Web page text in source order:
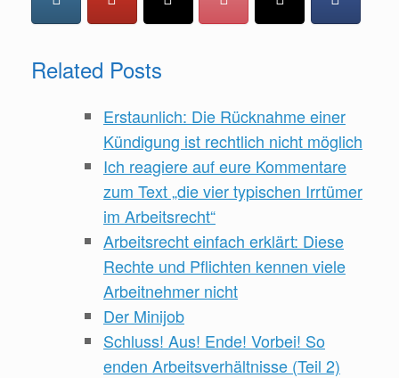
Related Posts
Erstaunlich: Die Rücknahme einer
Kündigung ist rechtlich nicht möglich
Ich reagiere auf eure Kommentare
zum Text „die vier typischen Irrtümer
im Arbeitsrecht“
Arbeitsrecht einfach erklärt: Diese
Rechte und Pflichten kennen viele
Arbeitnehmer nicht
Der Minijob
Schluss! Aus! Ende! Vorbei! So
enden Arbeitsverhältnisse (Teil 2)